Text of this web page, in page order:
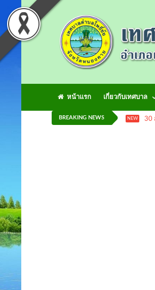
หน้าแรก เกี่ยวกับเทศบาล
BREAKING NEWS NEW 30